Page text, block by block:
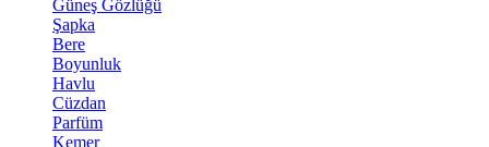
Güneş Gözlüğü
Şapka
Bere
Boyunluk
Havlu
Cüzdan
Parfüm
Kemer